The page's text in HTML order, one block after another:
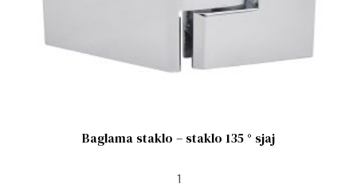
Baglama staklo – staklo 135 ° sjaj